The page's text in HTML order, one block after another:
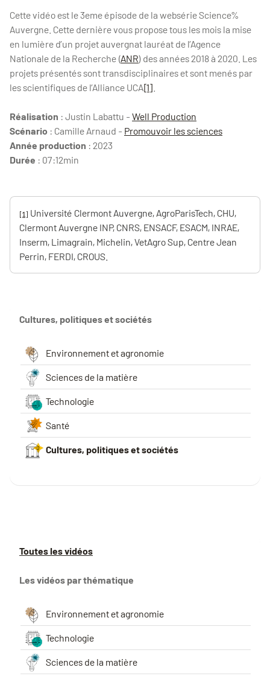
Cette vidéo est le 3eme épisode de la websérie Science%
Auvergne. Cette dernière vous propose tous les mois la mise
en lumière d’un projet auvergnat lauréat de l’Agence
Nationale de la Recherche (ANR) des années 2018 à 2020. Les
projets présentés sont transdisciplinaires et sont menés par
les scientifiques de l’Alliance UCA[1]
Réalisation : Justin Labattu - Well Production
Scénario : Camille Arnaud - Promouvoir les sciences
Année production : 2023
Durée : 07:12min
[1]
Université Clermont Auvergne, AgroParisTech, CHU,
Clermont Auvergne INP, CNRS, ENSACF, ESACM, INRAE,
Inserm, Limagrain, Michelin, VetAgro Sup, Centre Jean
Perrin, FERDI, CROUS.
Cultures, politiques et sociétés
Environnement et agronomie
Sciences de la matière
Technologie
Santé
Cultures, politiques et sociétés
Toutes les vidéos
Les vidéos par thématique
Environnement et agronomie
Technologie
Sciences de la matière